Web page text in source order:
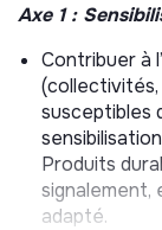
Axe 1 :
Contribuer à
(collectivités,
susceptibles
Produits
signalement,
adapté.